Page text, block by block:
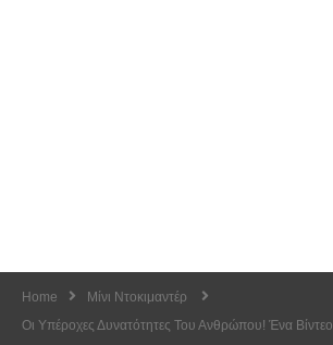
Home
Μίνι Ντοκιμαντέρ
Oι Υπέροχες Δυνατότητες Του Ανθρώπου! Ένα Βίντεο